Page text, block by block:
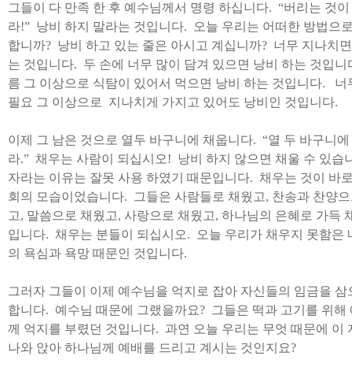
그들이 다 만족 한 후 예수님께서 명령 하십니다. “버리는 것
라!” 낭비 하지 말라는 것입니다.
오늘 우리는 어떠한 방법으
합니까? 낭비 하고 있는 줄은 아시고 계십니까? 너무 지나치
는 것입니다. 두 손에 너무 많이 담겨 있으면 낭비 하는 것입니
름 그 이상으로 식탐이 있어서 먹으면 낭비 하는 것입니다. 너
필요 그 이상으로 지나치게 가지고 있어도 낭비인 것입니다.
이제 그 남은 것으로 열두 바구니에 채웁니다. “열 두 바구니
라.” 채우는 사람이 되십시오!
낭비 하지 않으면 채울 수 있습
자라는 이유는 잘못 사용 하였기 때문입니다. 채우는 것이 바
회의 모습이었습니다. 그들은 사람들로 채웠고, 찬송과 찬양
고, 말씀으로 채웠고, 사랑으로 채웠고, 하나님의 은혜로 가득
입니다. 채우는 분들이 되십시오.
오늘 우리가 채우지 못함은
의 욕심과 욕망 때문인 것입니다.
그러자 그들이 이제 예수님을 억지로 잡아 자신들의 임금을 삼
합니다. 예수님 때문에 그랬을까요? 그들은 떡과 고기를 위해
께 억지를 부렸던 것입니다. 과연 오늘 우리는 무엇 때문에 이
나와 앉아 하나님께 예배를 드리고 계시는 것인지요?